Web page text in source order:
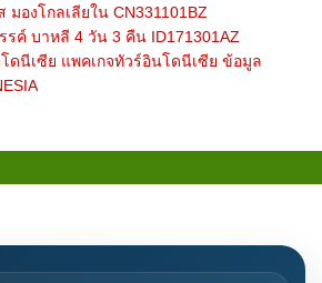
มองโกลเลียใน CN331101BZ
รค์ บาหลี 4 วัน 3 คืน ID171301AZ
ดนีเซีย แพคเกจทัวร์อินโดนีเซีย ข้อมูล